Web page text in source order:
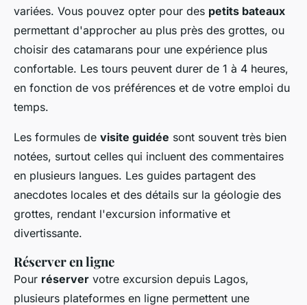
variées. Vous pouvez opter pour des petits bateaux
permettant d'approcher au plus près des grottes, ou
choisir des catamarans pour une expérience plus
confortable. Les tours peuvent durer de 1 à 4 heures,
en fonction de vos préférences et de votre emploi du
temps.
Les formules de visite guidée sont souvent très bien
notées, surtout celles qui incluent des commentaires
en plusieurs langues. Les guides partagent des
anecdotes locales et des détails sur la géologie des
grottes, rendant l'excursion informative et
divertissante.
Réserver en ligne
Pour réserver votre excursion depuis Lagos,
plusieurs plateformes en ligne permettent une